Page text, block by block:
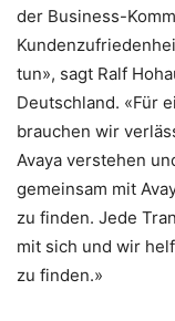
der Business-
tun», sagt Ralf
Deutschland. «Für
brauchen wir
Avaya verstehen
gemeinsam mit
zu finden. Jede
mit sich und wir
zu finden.»